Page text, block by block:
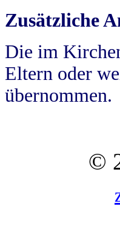
Zusätzliche
Die im
Eltern oder
übernommen.
©